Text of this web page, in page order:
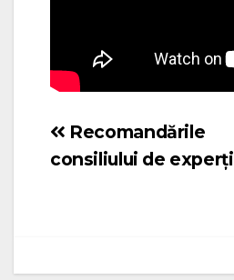
Navigare
în
Recomandările
consiliului de experți